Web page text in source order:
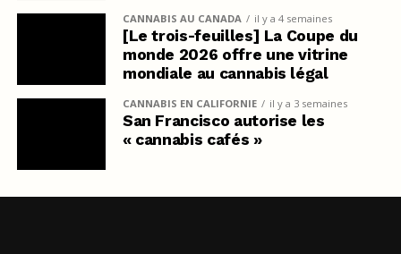
CANNABIS AU CANADA il y a 4 semaines
[Le trois-feuilles] La Coupe du
monde 2026 offre une vitrine
mondiale au cannabis légal
CANNABIS EN CALIFORNIE il y a 3 semaines
San Francisco autorise les
« cannabis cafés »